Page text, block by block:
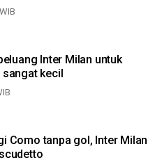
Inter Milan untuk
sangat kecil
Como tanpa gol, Inter Milan